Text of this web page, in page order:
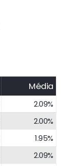
Média
2.09%
2.00%
1.95%
2.09%